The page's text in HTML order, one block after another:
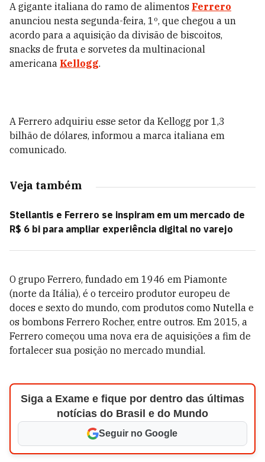
A gigante italiana do ramo de alimentos Ferrero
anunciou nesta segunda-feira, 1º, que chegou a un
acordo para a aquisição da divisão de biscoitos,
snacks de fruta e sorvetes da multinacional
americana Kellogg.
A Ferrero adquiriu esse setor da Kellogg por 1,3
bilhão de dólares, informou a marca italiana em
comunicado.
Veja também
Stellantis e Ferrero se inspiram em um mercado de
R$ 6 bi para ampliar experiência digital no varejo
O grupo Ferrero, fundado em 1946 em Piamonte
(norte da Itália), é o terceiro produtor europeu de
doces e sexto do mundo, com produtos como Nutella e
os bombons Ferrero Rocher, entre outros. Em 2015, a
Ferrero começou uma nova era de aquisições a fim de
fortalecer sua posição no mercado mundial.
Siga a Exame e fique por dentro das últimas
notícias do Brasil e do Mundo
Seguir no Google